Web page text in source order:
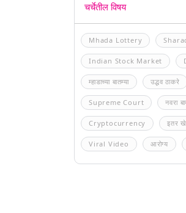
चर्चेतील विषय
Mhada Lottery
Indian Stock Market
म्हाडाच्या बातम्या उद्धव ठाकरे
Supreme Court नवरा
Cryptocurrency इतर
Viral Video आरोग्य